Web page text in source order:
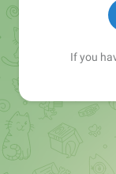
If you